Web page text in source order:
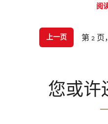
阅
上一页 第 2 页
您或许